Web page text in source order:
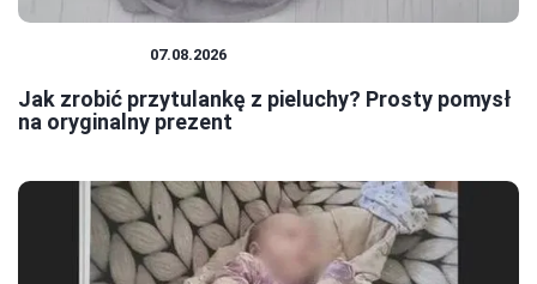
07.08.2026
Jak zrobić przytulankę z pieluchy? Prosty pomysł
na oryginalny prezent